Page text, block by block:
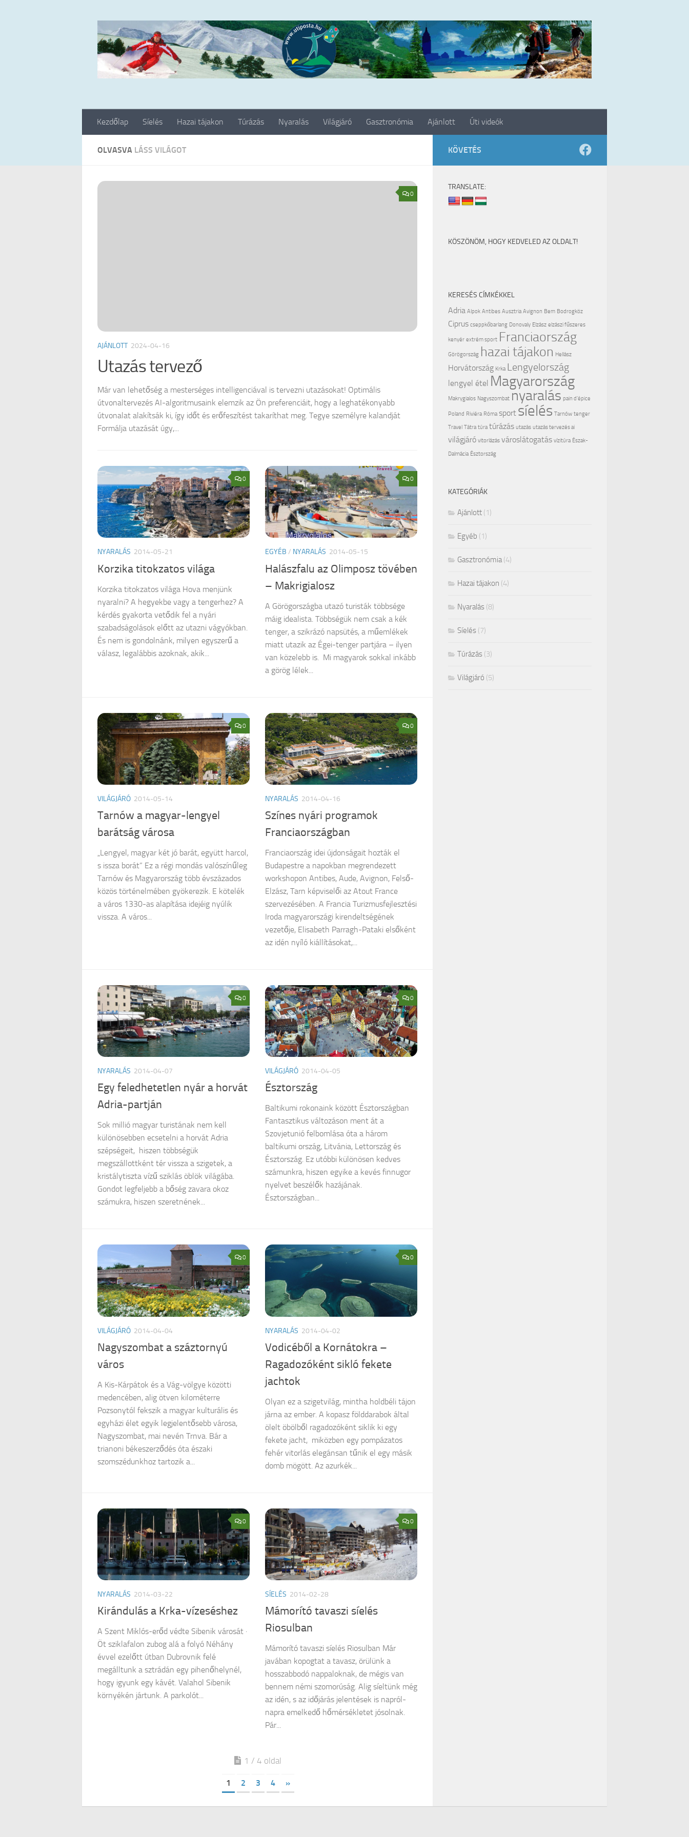
Kezdőlap Síelés Hazai tájakon Túrázás Nyaralás Világjáró Gasztronómia Ajánlott Úti videók
OLVASVA LÁSS VILÁGOT
0
AJÁNLOTT 2024-04-16
Utazás tervező
Már van lehetőség a mesterséges intelligenciával is tervezni utazásokat! Optimális
útvonaltervezés AI-algoritmusaink elemzik az Ön preferenciáit, hogy a leghatékonyabb
útvonalat alakítsák ki, így időt és erőfeszítést takaríthat meg. Tegye személyre kalandját
Formálja utazását úgy,...
0
NYARALÁS 2014-05-21
Korzika titokzatos világa
Korzika titokzatos világa Hova menjünk
nyaralni? A hegyekbe vagy a tengerhez? A
kérdés gyakorta vetődik fel a nyári
szabadságolások előtt az utazni vágyókban.
És nem is gondolnánk, milyen egyszerű a
válasz, legalábbis azoknak, akik...
0
EGYÉB / NYARALÁS 2014-05-15
Halászfalu az Olimposz tövében
– Makrigialosz
A Görögországba utazó turisták többsége
máig idealista. Többségük nem csak a kék
tenger, a szikrázó napsütés, a műemlékek
miatt utazik az Égei-tenger partjára – ilyen
van közelebb is. Mi magyarok sokkal inkább
a görög lélek...
0
VILÁGJÁRÓ 2014-05-14
Tarnów a magyar-lengyel
barátság városa
„Lengyel, magyar két jó barát, együtt harcol,
s issza borát” Ez a régi mondás valószínűleg
Tarnów és Magyarország több évszázados
közös történelmében gyökerezik. E kötelék
a város 1330-as alapítása idejéig nyúlik
vissza. A város...
0
NYARALÁS 2014-04-16
Színes nyári programok
Franciaországban
Franciaország idei újdonságait hozták el
Budapestre a napokban megrendezett
workshopon Antibes, Aude, Avignon, Felső-
Elzász, Tarn képviselői az Atout France
szervezésében. A Francia Turizmusfejlesztési
Iroda magyarországi kirendeltségének
vezetője, Elisabeth Parragh-Pataki elsőként
az idén nyíló kiállításokat,...
0
NYARALÁS 2014-04-07
Egy feledhetetlen nyár a horvát
Adria-partján
Sok millió magyar turistának nem kell
különösebben ecsetelni a horvát Adria
szépségeit, hiszen többségük
megszállottként tér vissza a szigetek, a
kristálytiszta vízű sziklás öblök világába.
Gondot legfeljebb a bőség zavara okoz
számukra, hiszen szeretnének...
0
VILÁGJÁRÓ 2014-04-05
Észtország
Baltikumi rokonaink között Észtországban
Fantasztikus változáson ment át a
Szovjetunió felbomlása óta a három
baltikumi ország, Litvánia, Lettország és
Észtország. Ez utóbbi különösen kedves
számunkra, hiszen egyike a kevés finnugor
nyelvet beszélők hazájának.
Észtországban...
0
VILÁGJÁRÓ 2014-04-04
Nagyszombat a száztornyú
város
A Kis-Kárpátok és a Vág-völgye közötti
medencében, alig ötven kilométerre
Pozsonytól fekszik a magyar kulturális és
egyházi élet egyik legjelentősebb városa,
Nagyszombat, mai nevén Trnva. Bár a
trianoni békeszerződés óta északi
szomszédunkhoz tartozik a...
0
NYARALÁS 2014-04-02
Vodicéből a Kornátokra –
Ragadozóként sikló fekete
jachtok
Olyan ez a szigetvilág, mintha holdbéli tájon
járna az ember. A kopasz földdarabok által
ölelt öbölből ragadozóként siklik ki egy
fekete jacht, miközben egy pompázatos
fehér vitorlás elegánsan tűnik el egy másik
domb mögött. Az azurkék...
0
NYARALÁS 2014-03-22
Kirándulás a Krka-vízeséshez
A Szent Miklós-erőd védte Sibenik városát ·
Öt sziklafalon zubog alá a folyó Néhány
évvel ezelőtt útban Dubrovnik felé
megálltunk a sztrádán egy pihenőhelynél,
hogy igyunk egy kávét. Valahol Sibenik
környékén jártunk. A parkolót...
0
SÍELÉS 2014-02-28
Mámorító tavaszi síelés
Riosulban
Mámorító tavaszi síelés Riosulban Már
javában kopogtat a tavasz, örülünk a
hosszabbodó nappaloknak, de mégis van
bennem némi szomorúság. Alig síeltünk még
az idén, s az időjárás jelentések is napról-
napra emelkedő hőmérsékletet jósolnak.
Pár...
1 / 4 oldal
1 2 3 4 »
KÖVETÉS
TRANSLATE:
KÖSZÖNÖM, HOGY KEDVELED AZ OLDALT!
KERESÉS CÍMKÉKKEL
Adria Alpok Antibes Ausztria Avignon Bem Bodrogköz
Ciprus cseppkőbarlang Donovaly Elzász elzászi fűszeres
kenyér extrém sport Franciaország
Görögország hazai tájakon Hellász
Horvátország Krka Lengyelország
lengyel étel Magyarország
Makrygialos Nagyszombat nyaralás pain d'épice
Poland Riviéra Róma sport síelés Tarnów tenger
Travel Tátra túra túrázás utazás utazás tervezés ai
világjáró vitorlázás városlátogatás vízitúra Észak-
Dalmácia Észtország
KATEGÓRIÁK
Ajánlott (1)
Egyéb (1)
Gasztronómia(4)
Hazai tájakon (4)
Nyaralás (8)
Síelés (7)
Túrázás (3)
Világjáró (5)